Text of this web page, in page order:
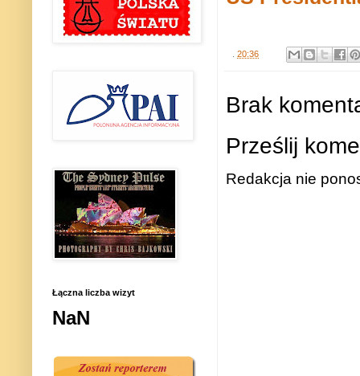
20:36
Brak
Prześlij
Redakcja nie
Łączna liczba wizyt
NaN